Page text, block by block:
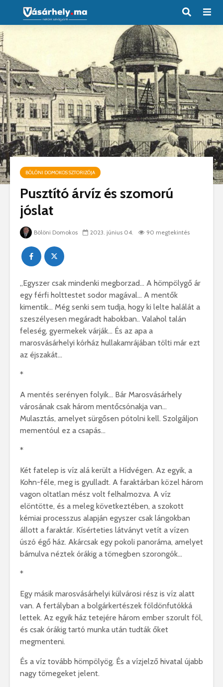
BÖLÖNI DOMOKOS SZTORIZÓJA
Pusztító árvíz és szomorú
jóslat
Bölöni Domokos 2023. június 04. 90 megtekintés
„Egyszer csak mindenki megborzad… A hömpölygő ár
egy férfi holttestet sodor magával… A mentők
kimentik… Még senki sem tudja, hogy ki lelte halálát a
szeszélyesen megáradt habokban.. Valahol talán
feleség, gyermekek várják… És az apa a
marosvásárhelyi kórház hullakamrájában tölti már ezt
az éjszakát…
*
A mentés serényen folyik… Bár Marosvásárhely
városának csak három mentőcsónakja van…
Mulasztás, amelyet sürgősen pótolni kell. Szolgáljon
mementóul ez a csapás…
*
Két fatelep is víz alá került a Hídvégen. Az egyik, a
Kohn-féle, meg is gyulladt. A faraktárban közel három
vagon oltatlan mész volt felhalmozva. A víz
elöntötte, és a meleg következtében, a szokott
kémiai processzus alapján egyszer csak lángokban
állott a faraktár. Kísérteties látványt vetít a vízen
úszó égő ház. Akárcsak egy pokoli panoráma, amelyet
bámulva néztek órákig a tömegben szorongók…
*
Egy másik marosvásárhelyi külvárosi rész is víz alatt
van. A fertályban a bolgárkertészek földönfutókká
lettek. Az egyik ház tetejére három ember szorult föl,
és csak órákig tartó munka után tudták őket
megmenteni.
És a víz tovább hömpölyög. És a vízjelző hivatal újabb
nagy tömegeket jelent.